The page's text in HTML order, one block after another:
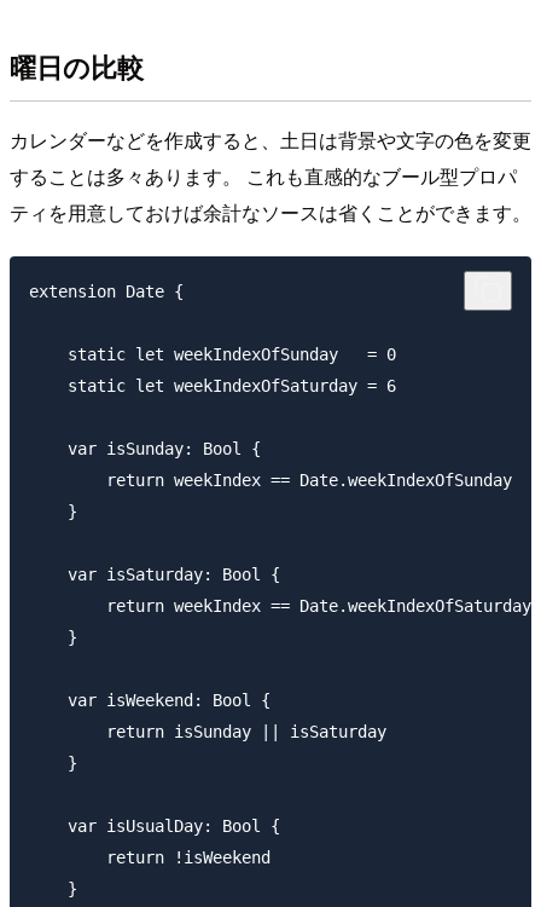
曜日の比較
カレンダーなどを作成すると、土日は背景や文字の色を変更
することは多々あります。 これも直感的なブール型プロパ
ティを用意しておけば余計なソースは省くことができます。
extension Date {
    static let weekIndexOfSunday   = 0
    static let weekIndexOfSaturday = 6
    var isSunday: Bool {
        return weekIndex == Date.weekIndexOfSunday
    }
    var isSaturday: Bool {
        return weekIndex == Date.weekIndexOfSaturday
    }
    var isWeekend: Bool {
        return isSunday || isSaturday
    }
    var isUsualDay: Bool {
        return !isWeekend
    }